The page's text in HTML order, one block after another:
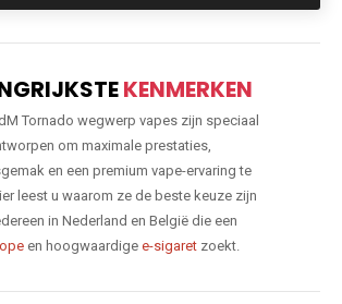
KENMERKEN
Tornado wegwerp vapes zijn speciaal
om maximale prestaties,
en een premium vape-ervaring te
leest u waarom ze de beste keuze zijn
in Nederland en België die een
en hoogwaardige e-sigaretzoekt.